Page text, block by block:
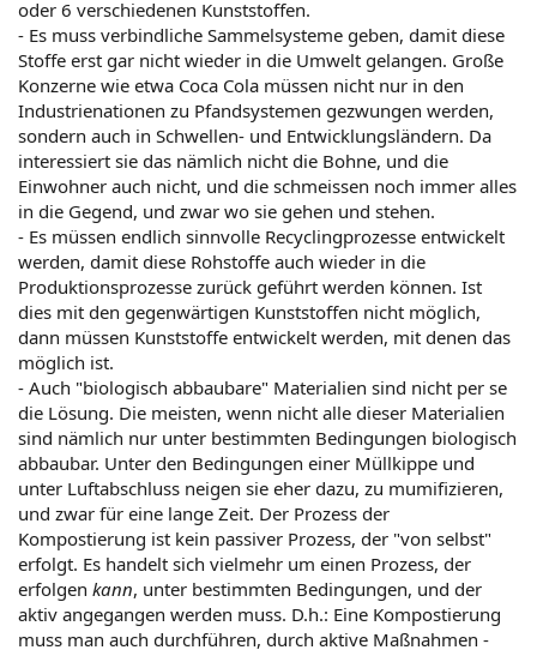
oder 6 verschiedenen Kunststoffen.
- Es muss verbindliche Sammelsysteme geben, damit diese
Stoffe erst gar nicht wieder in die Umwelt gelangen. Große
Konzerne wie etwa Coca Cola müssen nicht nur in den
Industrienationen zu Pfandsystemen gezwungen werden,
sondern auch in Schwellen- und Entwicklungsländern. Da
interessiert sie das nämlich nicht die Bohne, und die
Einwohner auch nicht, und die schmeissen noch immer alles
in die Gegend, und zwar wo sie gehen und stehen.
- Es müssen endlich sinnvolle Recyclingprozesse entwickelt
werden, damit diese Rohstoffe auch wieder in die
Produktionsprozesse zurück geführt werden können. Ist
dies mit den gegenwärtigen Kunststoffen nicht möglich,
dann müssen Kunststoffe entwickelt werden, mit denen das
möglich ist.
- Auch "biologisch abbaubare" Materialien sind nicht per se
die Lösung. Die meisten, wenn nicht alle dieser Materialien
sind nämlich nur unter bestimmten Bedingungen biologisch
abbaubar. Unter den Bedingungen einer Müllkippe und
unter Luftabschluss neigen sie eher dazu, zu mumifizieren,
und zwar für eine lange Zeit. Der Prozess der
Kompostierung ist kein passiver Prozess, der "von selbst"
erfolgt. Es handelt sich vielmehr um einen Prozess, der
erfolgen kann, unter bestimmten Bedingungen, und der
aktiv angegangen werden muss. D.h.: Eine Kompostierung
muss man auch durchführen, durch aktive Maßnahmen -